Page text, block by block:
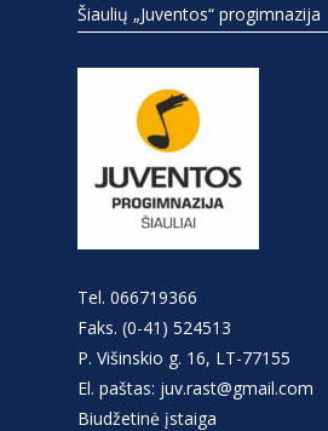
Šiaulių „Juventos“ progimnazija
Tel. 066719366
Faks. (0-41) 524513
P. Višinskio g. 16, LT-77155
El. paštas: juv.rast@gmail.com
Biudžetinė įstaiga